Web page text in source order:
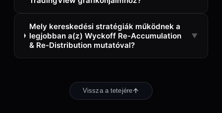
Mely kereskedési stratégiák működnek a
legjobban a(z) Wyckoff Re-Accumulation
& Re-Distribution mutatóval?
▼
Vissza a tetejére